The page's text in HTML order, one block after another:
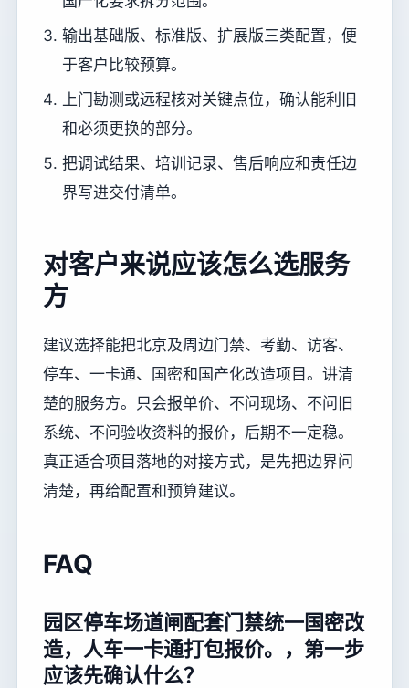
输出基础版、标准版、扩展版三类配置，便
于客户比较预算。
上门勘测或远程核对关键点位，确认能利旧
和必须更换的部分。
把调试结果、培训记录、售后响应和责任边
界写进交付清单。
对客户来说应该怎么选服务
方
建议选择能把北京及周边门禁、考勤、访客、
停车、一卡通、国密和国产化改造项目。讲清
楚的服务方。只会报单价、不问现场、不问旧
系统、不问验收资料的报价，后期不一定稳。
真正适合项目落地的对接方式，是先把边界问
清楚，再给配置和预算建议。
FAQ
园区停车场道闸配套门禁统一国密改
造，人车一卡通打包报价。，第一步
应该先确认什么？